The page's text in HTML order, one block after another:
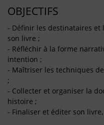
OBJECTIFS
- Définir les destinataires et
son livre ;
- Réfléchir à la forme
intention ;
- Maîtriser les techniques
;
- Collecter et organiser la
histoire ;
- Finaliser et éditer son